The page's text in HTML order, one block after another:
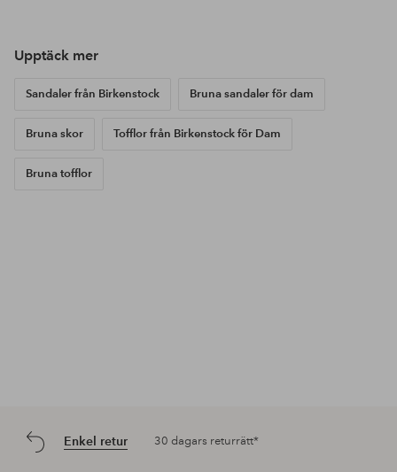
Upptäck mer
Sandaler från Birkenstock Bruna sandaler för dam
Bruna skor Tofflor från Birkenstock för Dam
Bruna tofflor
Enkel retur 30 dagars returrätt*